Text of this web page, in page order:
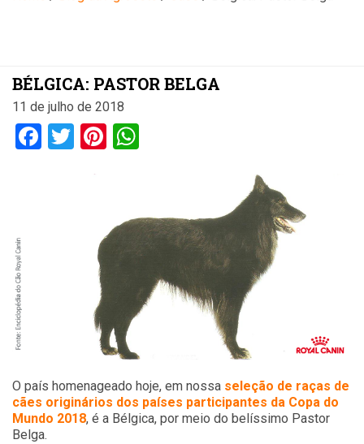
BÉLGICA: PASTOR BELGA
11 de julho de 2018
Facebook
TwitterPinterest
O país homenageado hoje, em nossa seleção de raças de
cães originários dos países participantes da Copa do
Mundo 2018, é a Bélgica, por meio do belíssimo Pastor
Belga.